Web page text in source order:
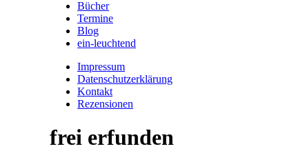
Bücher
Termine
Blog
ein-leuchtend
Impressum
Datenschutzerklärung
Kontakt
Rezensionen
frei erfunden